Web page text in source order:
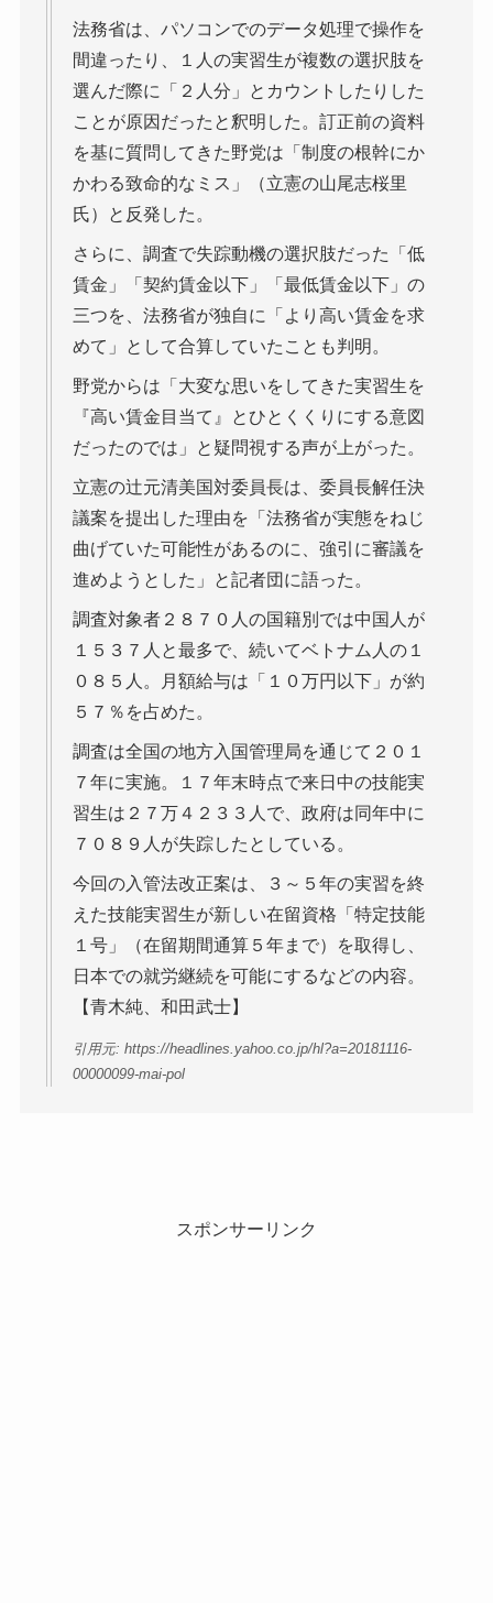
法務省は、パソコンでのデータ処理で操作を
間違ったり、１人の実習生が複数の選択肢を
選んだ際に「２人分」とカウントしたりした
ことが原因だったと釈明した。訂正前の資料
を基に質問してきた野党は「制度の根幹にか
かわる致命的なミス」（立憲の山尾志桜里
氏）と反発した。
さらに、調査で失踪動機の選択肢だった「低
賃金」「契約賃金以下」「最低賃金以下」の
三つを、法務省が独自に「より高い賃金を求
めて」として合算していたことも判明。
野党からは「大変な思いをしてきた実習生を
『高い賃金目当て』とひとくくりにする意図
だったのでは」と疑問視する声が上がった。
立憲の辻元清美国対委員長は、委員長解任決
議案を提出した理由を「法務省が実態をねじ
曲げていた可能性があるのに、強引に審議を
進めようとした」と記者団に語った。
調査対象者２８７０人の国籍別では中国人が
１５３７人と最多で、続いてベトナム人の１
０８５人。月額給与は「１０万円以下」が約
５７％を占めた。
調査は全国の地方入国管理局を通じて２０１
７年に実施。１７年末時点で来日中の技能実
習生は２７万４２３３人で、政府は同年中に
７０８９人が失踪したとしている。
今回の入管法改正案は、３～５年の実習を終
えた技能実習生が新しい在留資格「特定技能
１号」（在留期間通算５年まで）を取得し、
日本での就労継続を可能にするなどの内容。
【青木純、和田武士】
引用元: https://headlines.yahoo.co.jp/hl?a=20181116-
00000099-mai-pol
スポンサーリンク